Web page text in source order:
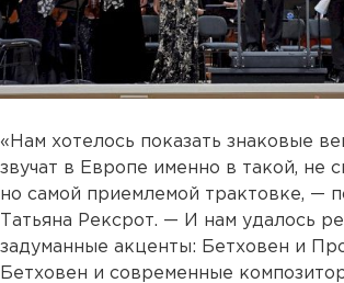
«Нам хотелось показать знаковые
звучат в Европе именно в такой, не
но самой приемлемой трактовке, —
Татьяна Рексрот. — И нам удалось
задуманные акценты: Бетховен и
Бетховен и современные